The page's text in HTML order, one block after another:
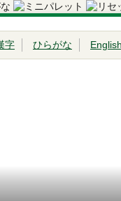
字 ひらがな English